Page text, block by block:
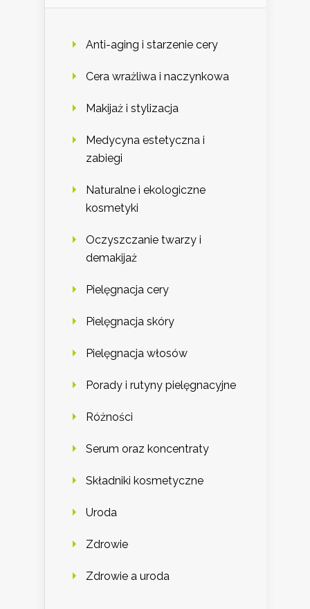
Anti-aging i starzenie cery
Cera wrażliwa i naczynkowa
Makijaż i stylizacja
Medycyna estetyczna i
zabiegi
Naturalne i ekologiczne
kosmetyki
Oczyszczanie twarzy i
demakijaż
Pielęgnacja cery
Pielęgnacja skóry
Pielęgnacja włosów
Porady i rutyny pielęgnacyjne
Różności
Serum oraz koncentraty
Składniki kosmetyczne
Uroda
Zdrowie
Zdrowie a uroda